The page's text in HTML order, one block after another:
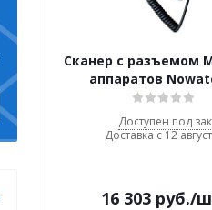
Сканер с разъемом
аппаратов
Доступен под
Доставка с 12
16 303 руб./